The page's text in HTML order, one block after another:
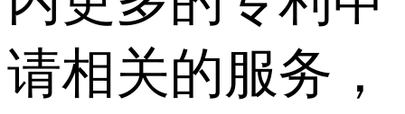
请相关的服务，